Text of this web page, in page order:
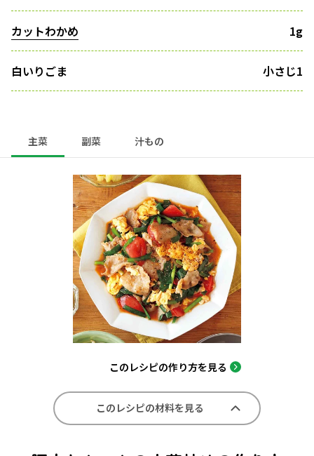
カットわかめ 1g
白いりごま 小さじ1
主菜 副菜 汁もの
このレシピの作り方を見る
このレシピの材料を見る